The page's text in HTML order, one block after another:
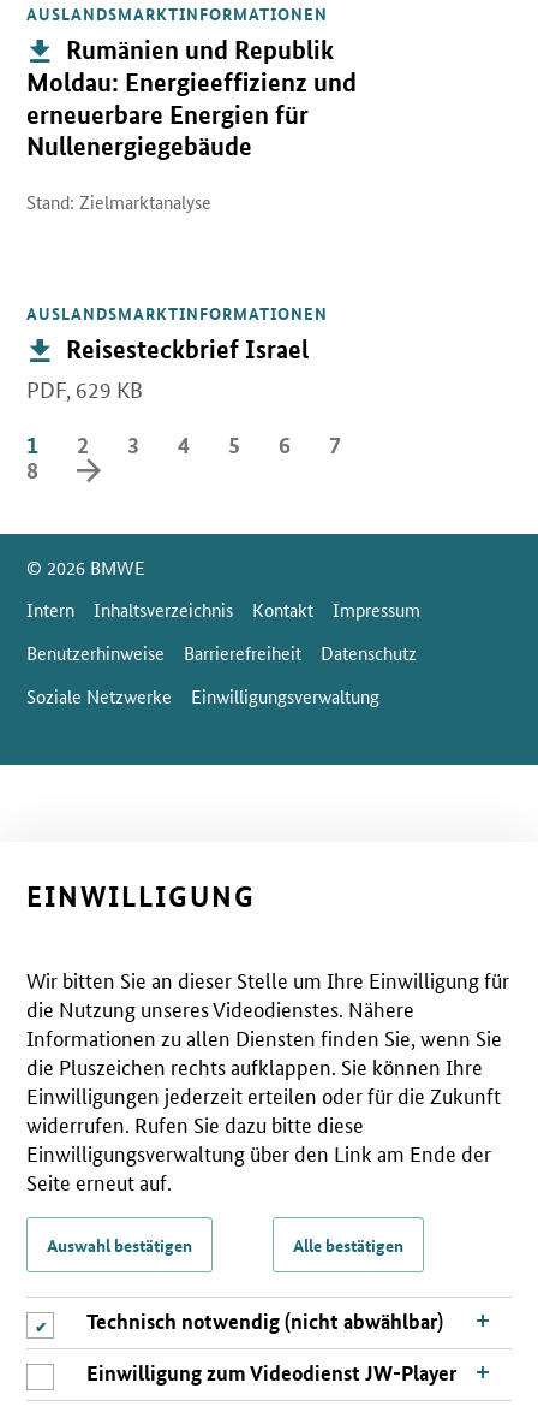
AUSLANDSMARKTINFORMATIONEN
Publikation:
Rumänien und Republik
Moldau: Energieeffizienz und
erneuerbare Energien für
Nullenergiegebäude
Stand: Zielmarktanalyse
Öffnet PDF "Rumänien und Republik Moldau: Energieeffizienz
AUSLANDSMARKTINFORMATIONEN
Publikation:
Reisesteckbrief Israel
PDF, 629 KB
Öffnet PDF "Reisesteckbrief Israel" in neuem Fenster.
1 2 3 4 5 6
7
8
vorwärts blättern
SrOnlyServicemenü
© 2026 BMWE
Intern
Inhaltsverzeichnis Kontakt
Impressum
Benutzerhinweise
Barrierefreiheit
Datenschutz
Soziale Netzwerke
Einwilligungsverwaltung
EINWILLIGUNG
Wir bitten Sie an dieser Stelle um Ihre Einwilligung für
die Nutzung unseres Videodienstes. Nähere
Informationen zu allen Diensten finden Sie, wenn Sie
die Pluszeichen rechts aufklappen. Sie können Ihre
Einwilligungen jederzeit erteilen oder für die Zukunft
widerrufen. Rufen Sie dazu bitte diese
Einwilligungsverwaltung über den Link am Ende der
Seite erneut auf.
Auswahl bestätigen Alle bestätigen
Technisch notwendig (nicht abwählbar)
Einwilligung zum Videodienst JW-Player